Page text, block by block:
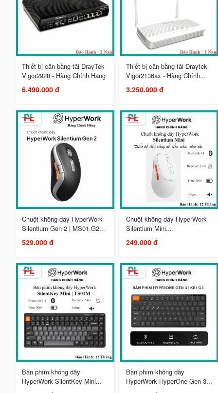
Thiết bị cân bằng tải DrayTek
Vigor2928 - Hàng Chính Hãng
6.490.000 đ
Thiết bị cân bằng tải Draytek
Vigor2136ax - Hàng Chính...
3.250.000 đ
Chuột không dây HyperWork
Silentium Gen 2 | MS01.G2...
529.000 đ
Chuột không dây HyperWork
Silentium Mini...
249.000 đ
Bàn phím không dây
HyperWork SilentKey Mini...
Bàn phím không dây
HyperWork HyperOne Gen 3...